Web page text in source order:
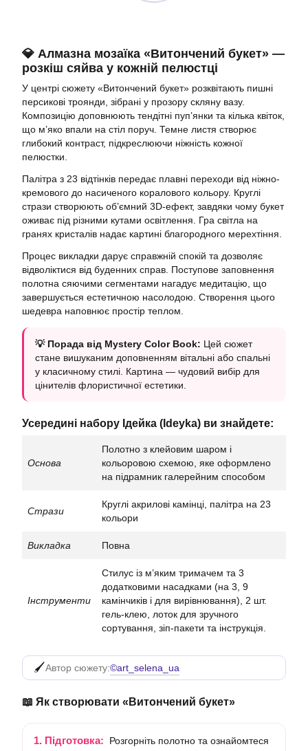
💎 Алмазна мозаїка «Витончений букет» —
розкіш сяйва у кожній пелюстці
У центрі сюжету «Витончений букет» розквітають пишні
персикові троянди, зібрані у прозору скляну вазу.
Композицію доповнюють тендітні пуп’янки та кілька квіток,
що м’яко впали на стіл поруч. Темне листя створює
глибокий контраст, підкреслюючи ніжність кожної
пелюстки.
Палітра з 23 відтінків передає плавні переходи від ніжно-
кремового до насиченого коралового кольору. Круглі
стрази створюють об’ємний 3D-ефект, завдяки чому букет
оживає під різними кутами освітлення. Гра світла на
гранях кристалів надає картині благородного мерехтіння.
Процес викладки дарує справжній спокій та дозволяє
відволіктися від буденних справ. Поступове заповнення
полотна сяючими сегментами нагадує медитацію, що
завершується естетичною насолодою. Створення цього
шедевра наповнює простір теплом.
💡 Порада від Mystery Color Book: Цей сюжет
стане вишуканим доповненням вітальні або спальні
у класичному стилі. Картина — чудовий вибір для
цінителів флористичної естетики.
Усередині набору Ідейка (Ideyka) ви знайдете:
Основа
Полотно з клейовим шаром і
кольоровою схемою, яке оформлено
на підрамник галерейним способом
Стрази
Круглі акрилові камінці, палітра на 23
кольори
Викладка Повна
Інструменти
Стилус із м’яким тримачем та 3
додатковими насадками (на 3, 9
камінчиків і для вирівнювання), 2 шт.
гель-клею, лоток для зручного
сортування, зіп-пакети та інструкція.
Автор сюжету:©art_selena_ua
📖 Як створювати «Витончений букет»
1. Підготовка:
Розгорніть полотно та ознайомтеся